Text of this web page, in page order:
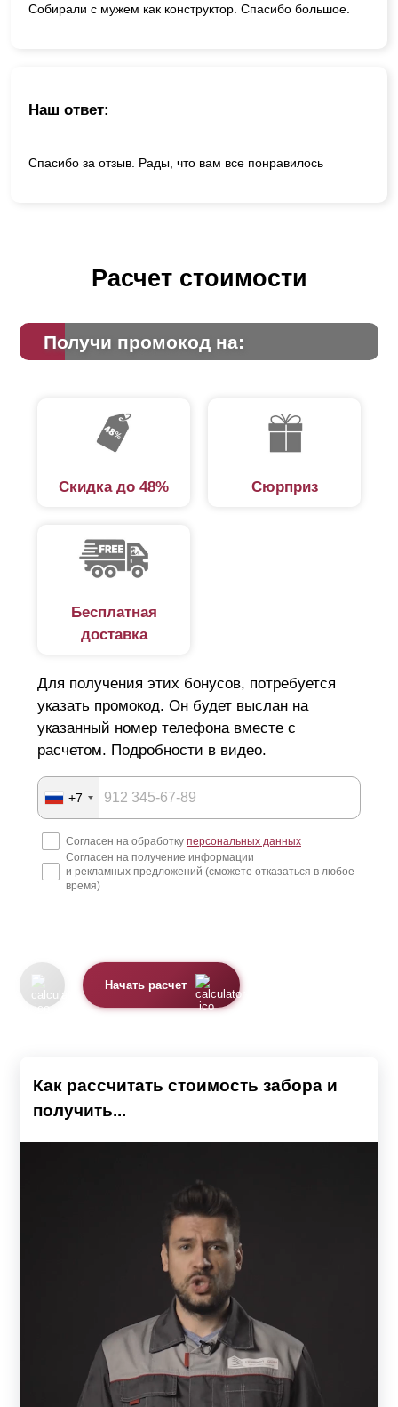
Собирали с мужем как конструктор. Спасибо большое.
Наш ответ:
Спасибо за отзыв. Рады, что вам все понравилось
Расчет стоимости
Получи промокод на:
Скидка до 48% Сюрприз
Бесплатная
доставка
Для получения этих бонусов, потребуется
указать промокод. Он будет выслан на
указанный номер телефона вместе с
расчетом. Подробности в видео.
+7
Согласен на обработку персональных данных
Согласен на получение информации
и рекламных предложений (сможете отказаться в любое
время)
Начать расчет
Как рассчитать стоимость забора и
получить...